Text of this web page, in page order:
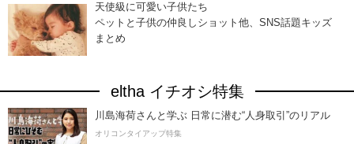
天使級に可愛い子供たち
ペットと子供の仲良しショット他、SNS話題キッズ
まとめ
eltha イチオシ特集
川島海荷さんと学ぶ 日常に潜む“人身取引”のリアル
オリコンタイアップ特集